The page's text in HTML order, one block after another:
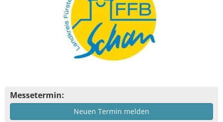
Messetermin:
Neuen Termin melden